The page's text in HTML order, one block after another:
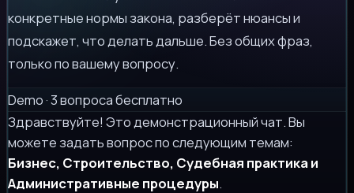
конкретные нормы закона, разберёт нюансы и
подскажет, что делать дальше. Без общих фраз,
только по вашему вопросу.
Demo · 3 вопроса бесплатно
Здравствуйте! Это демонстрационный чат. Вы
можете задать вопрос по следующим темам:
Бизнес, Строительство, Судебная практика и
Административные процедуры.